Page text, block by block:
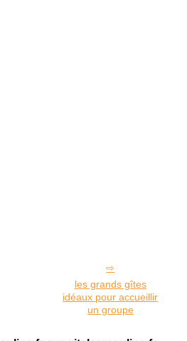
les grands gîtes
idéaux pour accueillir
un groupe